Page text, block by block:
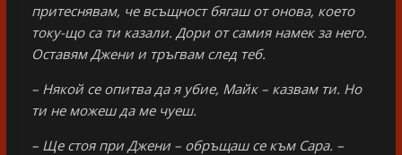
притеснявам, че всъщност бягаш от онова, което
току-що са ти казали. Дори от самия намек за него.
Оставям Джени и тръгвам след теб.
– Някой се опитва да я убие, Майк – казвам ти. Но
ти не можеш да ме чуеш.
– Ще стоя при Джени – обръщаш се към Сара. –